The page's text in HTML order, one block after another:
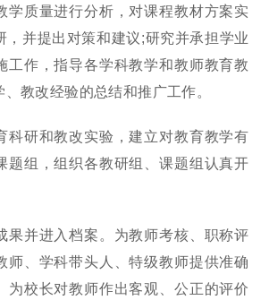
学质量进行分析，对课程教材方案实
，并提出对策和建议;研究并承担学业
工作，指导各学科教学和教师教育教
教改经验的总结和推广工作。
科研和教改实验，建立对教育教学有
题组，组织各教研组、课题组认真开
果并进入档案。为教师考核、职称评
师、学科带头人、特级教师提供准确
为校长对教师作出客观、公正的评价